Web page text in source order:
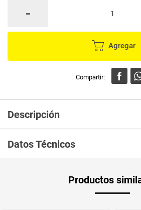
Agregar
Descripción
Datos Técnicos
Productos